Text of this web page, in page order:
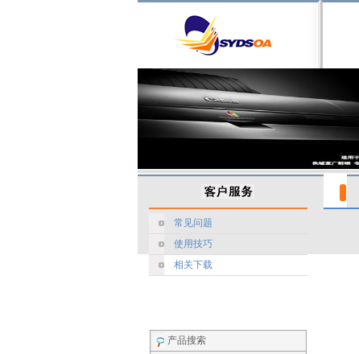
常见问题
使用技巧
相关下载
产品搜索